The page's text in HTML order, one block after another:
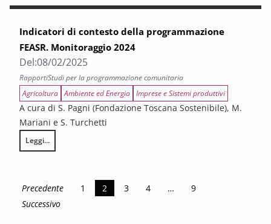
Indicatori di contesto della programmazione
FEASR. Monitoraggio 2024
Del:08/02/2025
RapportiStudi per la programmazione comunitaria
Agricoltura Ambiente ed Energia Imprese e Sistemi produttivi
A cura di S. Pagni (Fondazione Toscana Sostenibile), M.
Mariani e S. Turchetti
Leggi...
Indicatori di contesto della programmazione FEASR. Monitoraggio 2024
Precedente 1 2 3 4 …
9
Successivo